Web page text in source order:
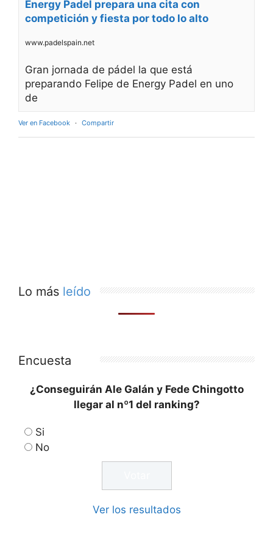
Energy Padel prepara una cita con
competición y fiesta por todo lo alto
www.padelspain.net
Gran jornada de pádel la que está
preparando Felipe de Energy Padel en uno
de
Ver en Facebook · Compartir
Lo más leído
Encuesta
¿Conseguirán Ale Galán y Fede Chingotto
llegar al nº1 del ranking?
Si
No
Ver los resultados